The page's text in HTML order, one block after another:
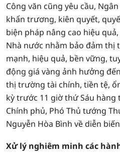
Công văn cũng yêu cầu,
khẩn trương, kiên quyết,
biện pháp nâng cao hiệu
Nhà nước nhằm bảo đảm thị
mạnh, hiệu quả, bền vững,
động giá vàng ảnh hưởng
thị trường tài chính, tiền tệ,
kỳ trước 11 giờ thứ Sáu
Chính phủ, Phó Thủ tướng
Nguyễn Hòa Bình về diễn
Xử lý nghiêm minh các